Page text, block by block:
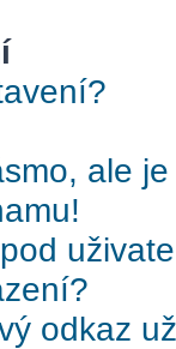
ale
odkaz